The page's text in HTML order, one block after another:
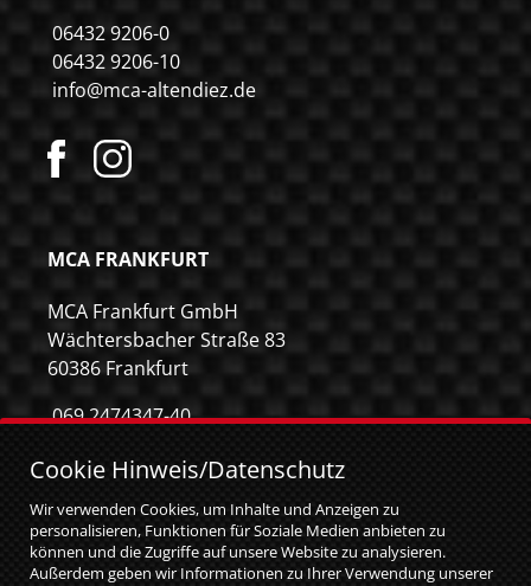
06432 9206-0
06432 9206-10
info@mca-altendiez.de
MCA FRANKFURT
MCA Frankfurt GmbH
Wächtersbacher Straße 83
60386 Frankfurt
069 2474347-40
info@mca-frankfurt.de
Cookie Hinweis/Datenschutz
Wir verwenden Cookies, um Inhalte und Anzeigen zu
personalisieren, Funktionen für Soziale Medien anbieten zu
können und die Zugriffe auf unsere Website zu analysieren.
Außerdem geben wir Informationen zu Ihrer Verwendung unserer